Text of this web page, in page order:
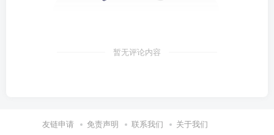
暂无评论内容
友链申请 免责声明 联系我们 关于我们